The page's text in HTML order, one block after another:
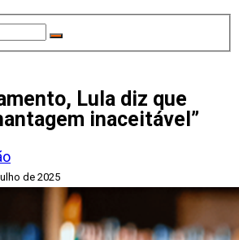
Lula diz que
inaceitável”
de 2025